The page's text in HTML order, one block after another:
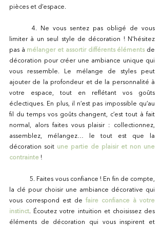
pièces et d’espace.
limiter à un seul style de décoration ! N'hésitez
pas à mélanger et assortir différents éléments de
décoration pour créer une ambiance unique qui
vous ressemble. Le mélange de styles peut
ajouter de la profondeur et de la personnalité à
votre espace, tout en reflétant vos goûts
éclectiques. En plus, il n’est pas impossible qu’au
fil du temps vos goûts changent, c’est tout à fait
normal, alors faites vous plaisir : collectionnez,
assemblez, mélangez… le tout est que la
décoration soit une partie de plaisir et non une
contrainte !
	5. Faites vous confiance ! En fin de compte,
la clé pour choisir une ambiance décorative qui
vous correspond est de faire confiance à votre
instinct. Écoutez votre intuition et choisissez des
éléments de décoration qui vous inspirent et